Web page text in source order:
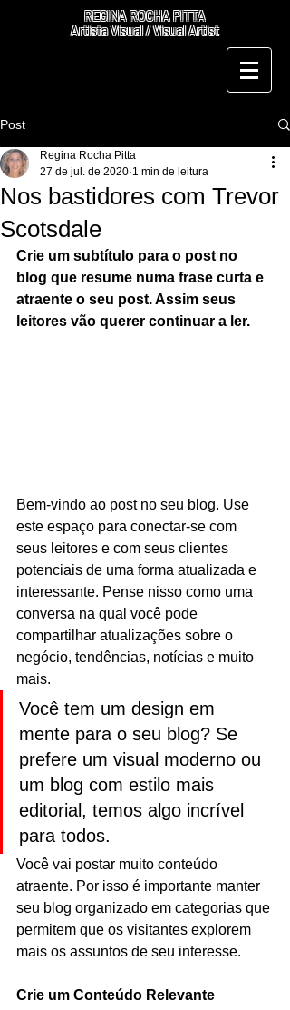
REGINA ROCHA PITTA
Artista Visual / Visual Artist
Post
Nos bastidores com Trevor
Scotsdale
Regina Rocha Pitta
27 de jul. de 2020 1 min de leitura
Crie um subtítulo para o post no
blog que resume numa frase curta e
atraente o seu post. Assim seus
leitores vão querer continuar a ler.
Bem-vindo ao post no seu blog. Use
este espaço para conectar-se com
seus leitores e com seus clientes
potenciais de uma forma atualizada e
interessante. Pense nisso como uma
conversa na qual você pode
compartilhar atualizações sobre o
negócio, tendências, notícias e muito
mais.
Você tem um design em
mente para o seu blog? Se
prefere um visual moderno ou
um blog com estilo mais
editorial, temos algo incrível
para todos.
Você vai postar muito conteúdo
atraente. Por isso é importante manter
seu blog organizado em categorias que
permitem que os visitantes explorem
mais os assuntos de seu interesse.
Crie um Conteúdo Relevante